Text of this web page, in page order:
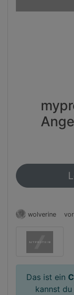
wolverine
Das ist ein
kannst